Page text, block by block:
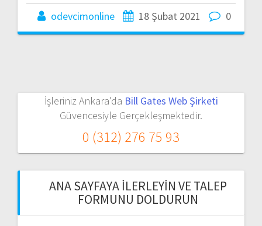
odevcimonline 18 Şubat 2021 0
İşleriniz Ankara'da Bill Gates Web Şirketi
Güvencesiyle Gerçekleşmektedir.
0 (312) 276 75 93
ANA SAYFAYA İLERLEYIN VE TALEP
FORMUNU DOLDURUN